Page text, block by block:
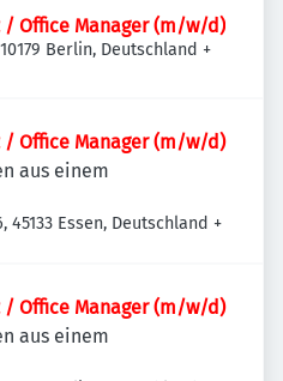
/ Office Manager (m/w/d)
Berlin, Deutschland +
/ Office Manager (m/w/d)
aus einem
Essen, Deutschland +
/ Office Manager (m/w/d)
aus einem